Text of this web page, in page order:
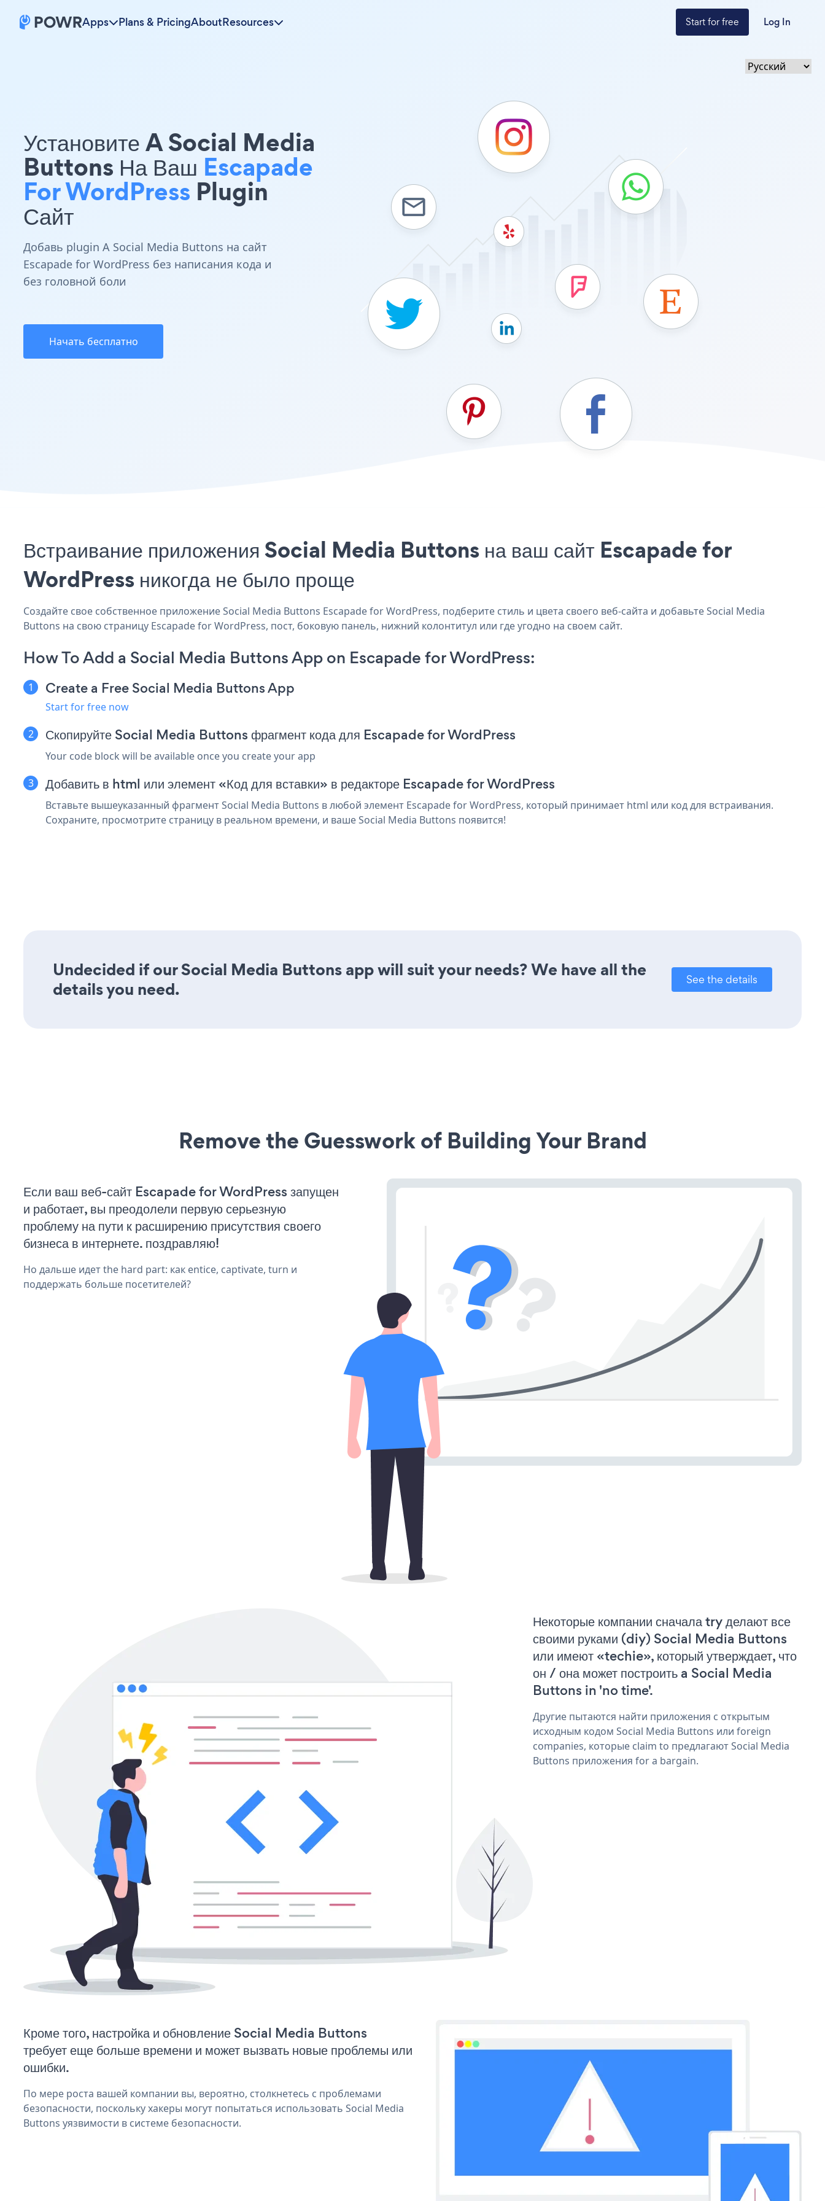
Apps Plans & PricingAboutResources Start for free Log In
Установите A Social Media
Buttons На Ваш Escapade
For WordPress Plugin
Сайт
Добавь plugin A Social Media Buttons на сайт
Escapade for WordPress без написания кода и
без головной боли
Начать бесплатно
Встраивание приложения Social Media Buttons на ваш сайт Escapade for
WordPress никогда не было проще
Создайте свое собственное приложение Social Media Buttons Escapade for WordPress, подберите стиль и цвета своего веб-сайта и добавьте Social Media
Buttons на свою страницу Escapade for WordPress, пост, боковую панель, нижний колонтитул или где угодно на своем сайт.
How To Add a Social Media Buttons App on Escapade for WordPress:
Create a Free Social Media Buttons App
Start for free now
Скопируйте Social Media Buttons фрагмент кода для Escapade for WordPress
Your code block will be available once you create your app
Добавить в html или элемент «Код для вставки» в редакторе Escapade for WordPress
Вставьте вышеуказанный фрагмент Social Media Buttons в любой элемент Escapade for WordPress, который принимает html или код для встраивания.
Сохраните, просмотрите страницу в реальном времени, и ваше Social Media Buttons появится!
Undecided if our Social Media Buttons app will suit your needs? We have all the
details you need.
See the details
Remove the Guesswork of Building Your Brand
Если ваш веб-сайт Escapade for WordPress запущен
и работает, вы преодолели первую серьезную
проблему на пути к расширению присутствия своего
бизнеса в интернете. поздравляю!
Но дальше идет the hard part: как entice, captivate, turn и
поддержать больше посетителей?
Некоторые компании сначала try делают все
своими руками (diy) Social Media Buttons
или имеют «techie», который утверждает, что
он / она может построить a Social Media
Buttons in 'no time'.
Другие пытаются найти приложения с открытым
исходным кодом Social Media Buttons или foreign
companies, которые claim to предлагают Social Media
Buttons приложения for a bargain.
Кроме того, настройка и обновление Social Media Buttons
требует еще больше времени и может вызвать новые проблемы или
ошибки.
По мере роста вашей компании вы, вероятно, столкнетесь с проблемами
безопасности, поскольку хакеры могут попытаться использовать Social Media
Buttons уязвимости в системе безопасности.